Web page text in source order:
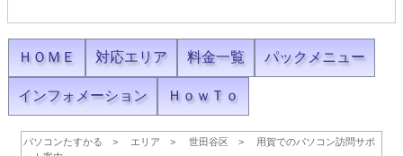
ＨＯＭＥ 対応エリア 料金一覧 パックメニュー
インフォメーション ＨｏｗＴｏ
パソコンたすかる エリア 世田谷区
用賀でのパソコン訪問サポ